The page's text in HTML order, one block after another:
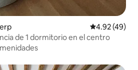
Calificación
4.92 (49)
de 1 dormitorio en el centro